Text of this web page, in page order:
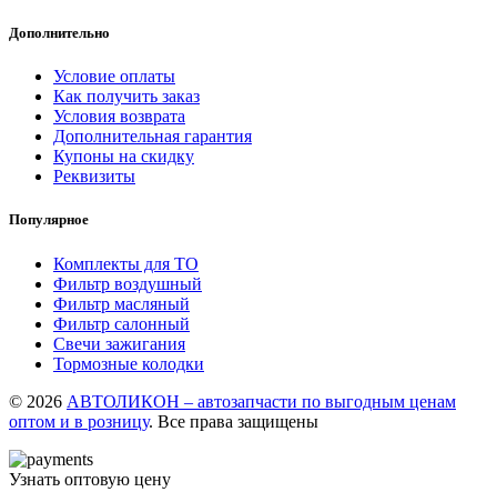
Дополнительно
Условие оплаты
Как получить заказ
Условия возврата
Дополнительная гарантия
Купоны на скидку
Реквизиты
Популярное
Комплекты для ТО
Фильтр воздушный
Фильтр масляный
Фильтр салонный
Свечи зажигания
Тормозные колодки
© 2026 АВТОЛИКОН – автозапчасти по выгодным ценам
оптом и в розницу. Все права защищены
Узнать оптовую цену